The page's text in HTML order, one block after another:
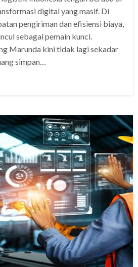
digital yang masif. Di
pengiriman dan efisiensi biaya,
sebagai pemain kunci.
Marunda kini tidak lagi sekadar
simpan…